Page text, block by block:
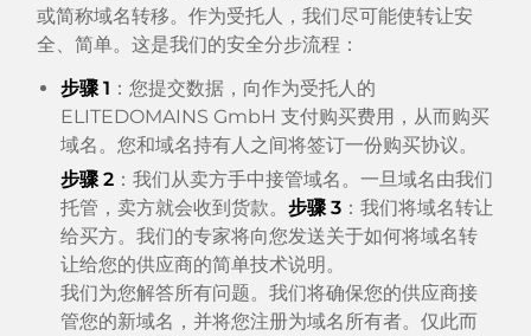
或简称域名转移。作为受托人，我们尽可能使转让安
全、简单。这是我们的安全分步流程：
步骤 1 ：您提交数据，向作为受托人的
ELITEDOMAINS GmbH 支付购买费用，从而购买
域名。您和域名持有人之间将签订一份购买协议。
步骤 2 ：我们从卖方手中接管域名。一旦域名由我们
托管，卖方就会收到货款。 步骤 3 ：我们将域名转让
给买方。我们的专家将向您发送关于如何将域名转
让给您的供应商的简单技术说明。
我们为您解答所有问题。我们将确保您的供应商接
管您的新域名，并将您注册为域名所有者。仅此而